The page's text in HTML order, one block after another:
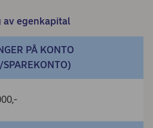
av egenkapital
PÅ KONTO
SPAREKONTO)